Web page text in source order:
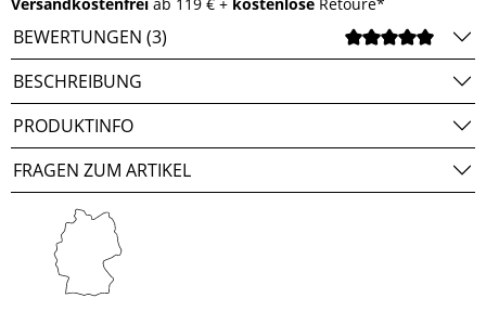
BEWERTUNGEN (3)
BESCHREIBUNG
PRODUKTINFO
FRAGEN ZUM ARTIKEL